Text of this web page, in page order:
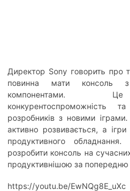
Директор Sony говорить про
повинна мати консоль
компонентами. Це
конкурентоспроможність
розробників з новими
активно розвивається, а
продуктивного
розробити консоль на
продуктивнішою за
https://youtu.be/EwNQg8E_uXc